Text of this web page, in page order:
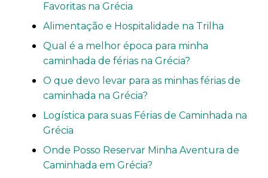
Favoritas na Grécia
Alimentação e Hospitalidade na Trilha
Qual é a melhor época para minha
caminhada de férias na Grécia?
O que devo levar para as minhas férias de
caminhada na Grécia?
Logística para suas Férias de Caminhada na
Grécia
Onde Posso Reservar Minha Aventura de
Caminhada em Grécia?